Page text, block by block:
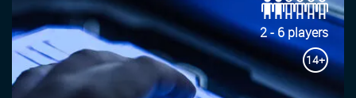
2 - 6 players
14+